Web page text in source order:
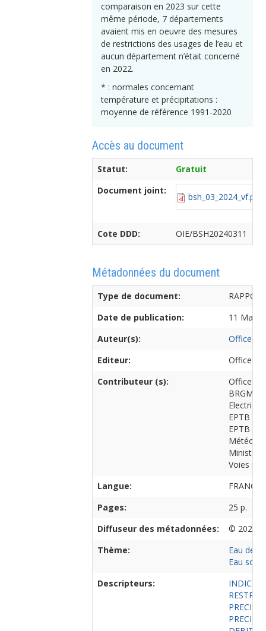
comparaison en 2023 sur cette
même période, 7 départements
avaient mis en oeuvre des mesures
de restrictions des usages de l’eau et
aucun département n’était concerné
en 2022.
* : normales concernant
température et précipitations :
moyenne de référence 1991-2020
Accès au document
Statut:
Gratuit
Document joint:
bsh_03_2024_vf.pdf
Cote DDD: OIE/BSH20240311
Métadonnées du document
Type de document:
Date de publication:
11
Auteur(s):
Office
Editeur:
Office
Contributeur (s):
Office
BRGM
EPTB
EPTB
Météo-
Voies
Langue:
Pages:
25 p.
Diffuseur des métadonnées:
© 2024
Thème:
Eau de
Eau
Descripteurs:
INDICE